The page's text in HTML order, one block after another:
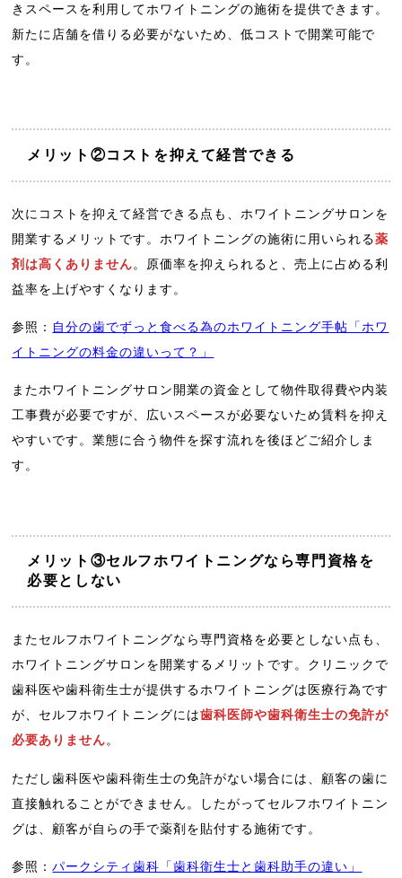
きスペースを利用してホワイトニングの施術を提供できます。
新たに店舗を借りる必要がないため、低コストで開業可能で
す。
メリット②コストを抑えて経営できる
次にコストを抑えて経営できる点も、ホワイトニングサロンを
開業するメリットです。ホワイトニングの施術に用いられる薬
剤は高くありません。原価率を抑えられると、売上に占める利
益率を上げやすくなります。
参照： 自分の歯でずっと食べる為のホワイトニング手帖「ホワ
イトニングの料金の違いって？」
またホワイトニングサロン開業の資金として物件取得費や内装
工事費が必要ですが、広いスペースが必要ないため賃料を抑え
やすいです。業態に合う物件を探す流れを後ほどご紹介しま
す。
メリット③セルフホワイトニングなら専門資格を
必要としない
またセルフホワイトニングなら専門資格を必要としない点も、
ホワイトニングサロンを開業するメリットです。クリニックで
歯科医や歯科衛生士が提供するホワイトニングは医療行為です
が、セルフホワイトニングには歯科医師や歯科衛生士の免許が
必要ありません。
ただし歯科医や歯科衛生士の免許がない場合には、顧客の歯に
直接触れることができません。したがってセルフホワイトニン
グは、顧客が自らの手で薬剤を貼付する施術です。
参照：パークシティ歯科「歯科衛生士と歯科助手の違い」